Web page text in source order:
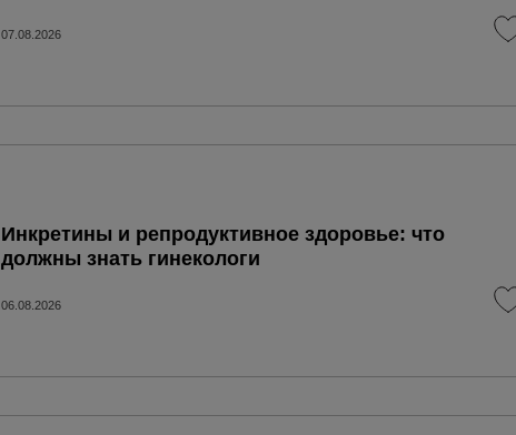
07.08.2026
Инкретины и репродуктивное здоровье: что
должны знать гинекологи
06.08.2026